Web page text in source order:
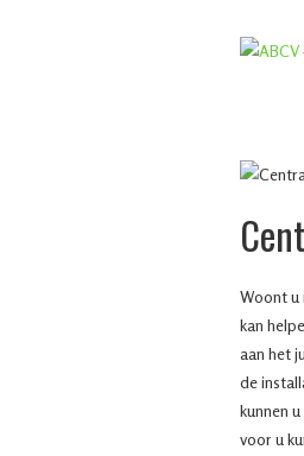
Woont u
kan
aan het
de
kunnen
voor u